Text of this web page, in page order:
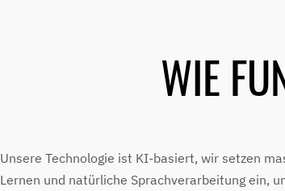
WIE
Unsere Technologie ist KI-basiert, wir setzen
Lernen und natürliche Sprachverarbeitung ein,